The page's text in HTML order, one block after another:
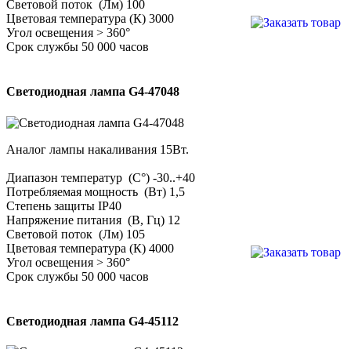
Световой поток (Лм) 100
Цветовая температура (К) 3000
Угол освещения > 360°
Срок службы 50 000 часов
Светодиодная лампа G4-47048
Аналог лампы накаливания 15Вт.
Диапазон температур (С°) -30..+40
Потребляемая мощность (Вт) 1,5
Степень защиты IP40
Напряжение питания (В, Гц) 12
Световой поток (Лм) 105
Цветовая температура (К) 4000
Угол освещения > 360°
Срок службы 50 000 часов
Светодиодная лампа G4-45112